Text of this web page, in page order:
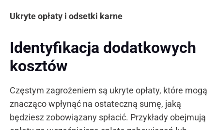
Ukryte opłaty i odsetki karne
Identyfikacja dodatkowych
kosztów
Częstym zagrożeniem są ukryte opłaty, które mogą
znacząco wpłynąć na ostateczną sumę, jaką
będziesz zobowiązany spłacić. Przykłady obejmują